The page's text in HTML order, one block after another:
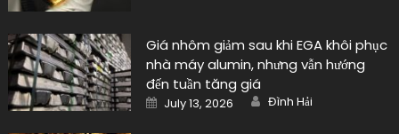
Giá nhôm giảm sau khi EGA khôi phục
nhà máy alumin, nhưng vẫn hướng
đến tuần tăng giá
Posted
on
July 13, 2026 Author
Đình Hải